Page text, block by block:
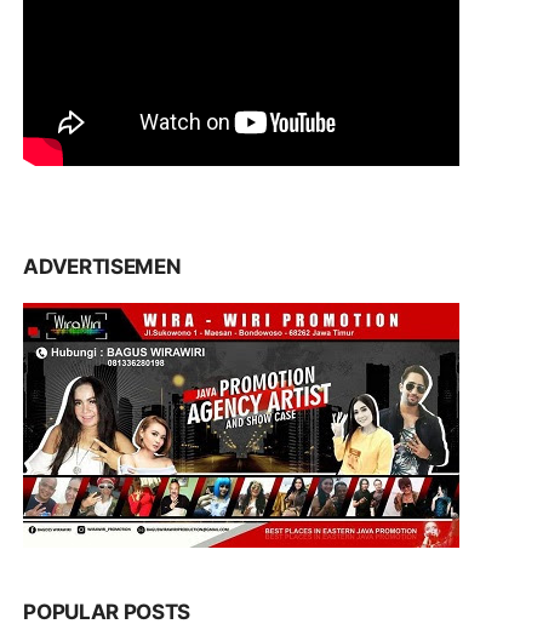
ADVERTISEMEN
POPULAR POSTS